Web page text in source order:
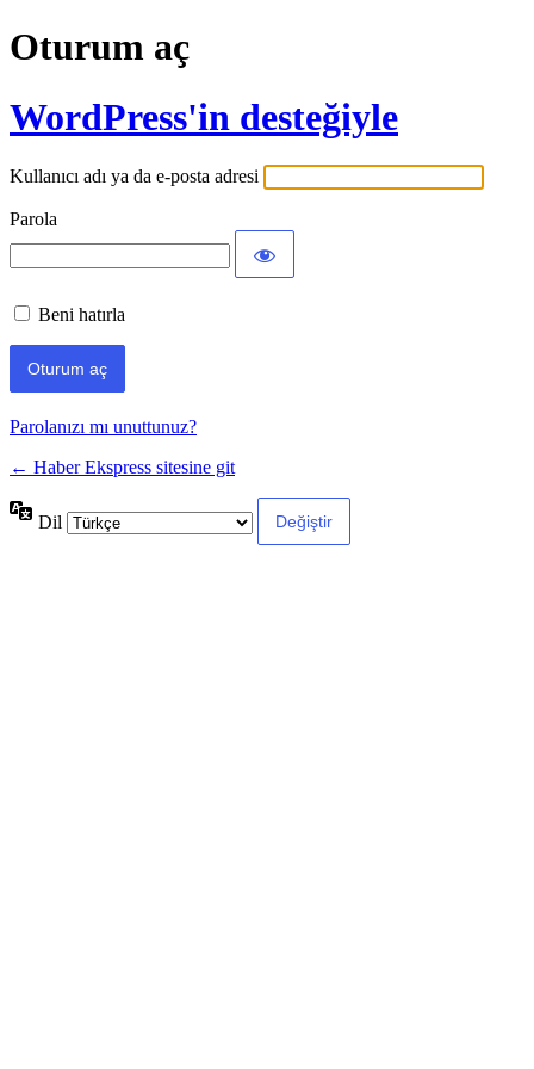
Oturum aç
WordPress'in desteğiyle
Kullanıcı adı ya da e-posta adresi
Parola
Beni hatırla
Parolanızı mı unuttunuz?
← Haber Ekspress sitesine git
Dil